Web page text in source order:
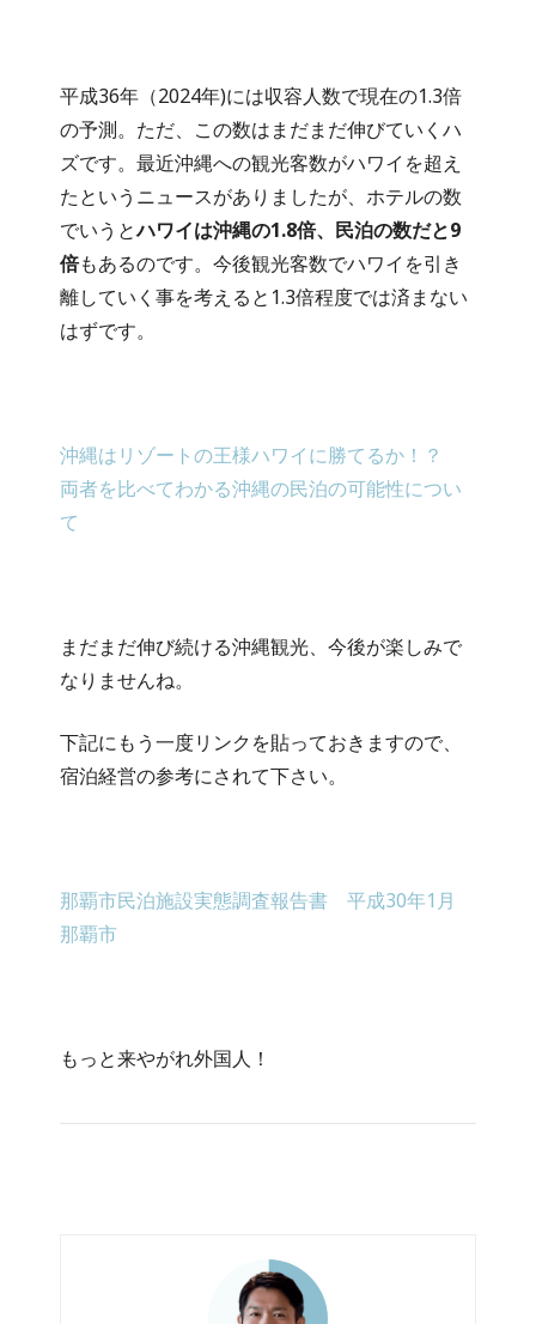
平成36年（2024年)には収容人数で現在の1.3倍
の予測。ただ、この数はまだまだ伸びていくハ
ズです。最近沖縄への観光客数がハワイを超え
たというニュースがありましたが、ホテルの数
でいうとハワイは沖縄の1.8倍、民泊の数だと9
倍もあるのです。今後観光客数でハワイを引き
離していく事を考えると1.3倍程度では済まない
はずです。
沖縄はリゾートの王様ハワイに勝てるか！？
両者を比べてわかる沖縄の民泊の可能性につい
て
まだまだ伸び続ける沖縄観光、今後が楽しみで
なりませんね。
下記にもう一度リンクを貼っておきますので、
宿泊経営の参考にされて下さい。
那覇市民泊施設実態調査報告書 平成30年1月
那覇市
もっと来やがれ外国人！